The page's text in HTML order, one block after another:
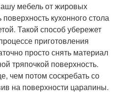
мебель от жировых
кухонного стола
Такой способ убережет
приготовления
просто снять материал
тряпочкой поверхность.
чем потом соскребать со
на поверхности царапины.